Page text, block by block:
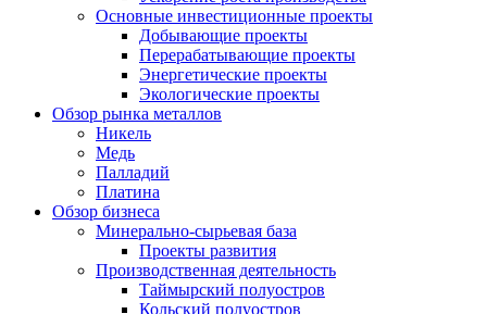
Основные инвестиционные проекты
Добывающие проекты
Перерабатывающие проекты
Энергетические проекты
Экологические проекты
Обзор рынка металлов
Никель
Медь
Палладий
Платина
Обзор бизнеса
Минерально-сырьевая база
Проекты развития
Производственная деятельность
Таймырский полуостров
Кольский полуостров